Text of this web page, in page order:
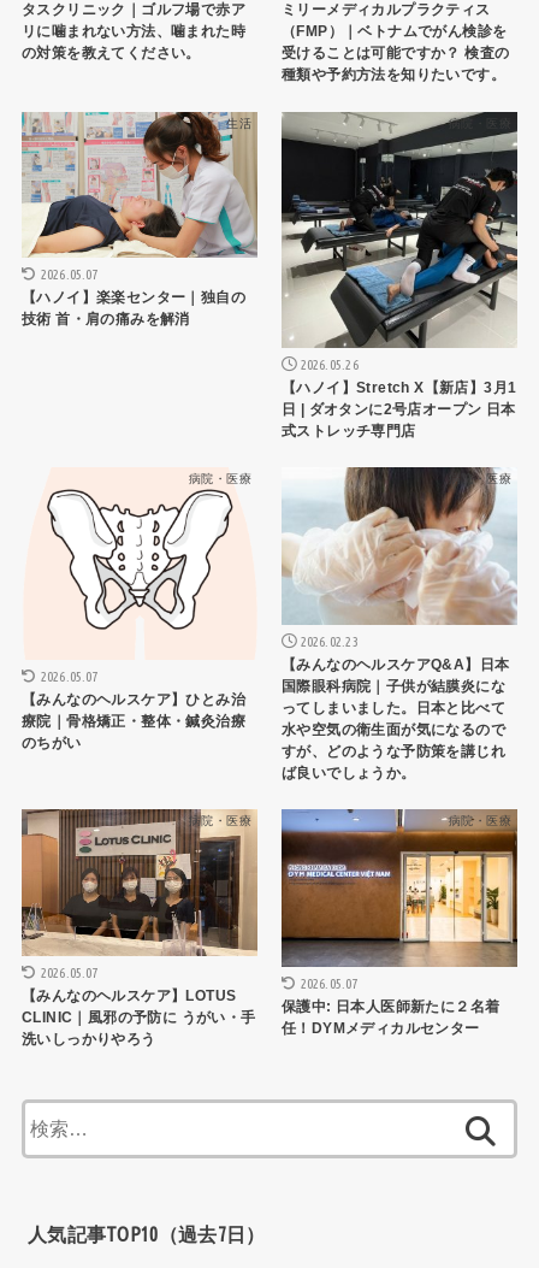
タスクリニック｜ゴルフ場で赤ア
リに噛まれない方法、噛まれた時
の対策を教えてください。
ミリーメディカルプラクティス
（FMP）｜ベトナムでがん検診を
受けることは可能ですか？ 検査の
種類や予約方法を知りたいです。
生活
2026.05.07
【ハノイ】楽楽センター｜独自の
技術 首・肩の痛みを解消
病院・医療
2026.05.26
【ハノイ】Stretch X【新店】3月1
日 | ダオタンに2号店オープン 日本
式ストレッチ専門店
病院・医療
2026.05.07
【みんなのヘルスケア】ひとみ治
療院｜骨格矯正・整体・鍼灸治療
のちがい
病院・医療
2026.02.23
【みんなのヘルスケアQ&A】日本
国際眼科病院｜子供が結膜炎にな
ってしまいました。日本と比べて
水や空気の衛生面が気になるので
すが、どのような予防策を講じれ
ば良いでしょうか。
病院・医療
2026.05.07
【みんなのヘルスケア】LOTUS
CLINIC｜風邪の予防に うがい・手
洗いしっかりやろう
病院・医療
2026.05.07
保護中: 日本人医師新たに２名着
任！DYMメディカルセンター
索:
人気記事TOP10（過去7日）